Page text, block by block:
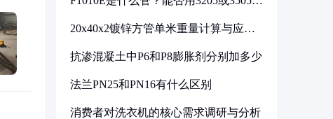
20x40x2镀锌方管单米重量计算与应用
抗渗混凝土中P6和P8膨胀剂分别加多少
法兰PN25和PN16有什么区别
消费者对洗衣机的核心需求调研与分析